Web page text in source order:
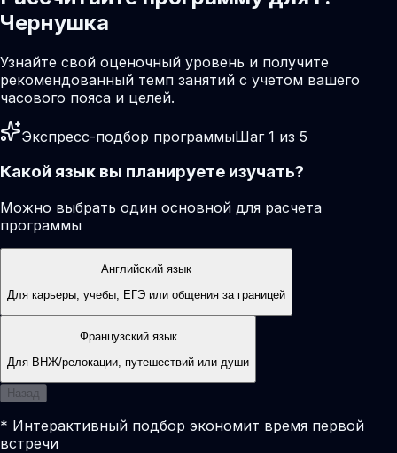
Чернушка
Узнайте свой оценочный уровень и получите
рекомендованный темп занятий с учетом вашего
часового пояса и целей.
Экспресс-подбор программыШаг 1 из 5
Какой язык вы планируете изучать?
Можно выбрать один основной для расчета
программы
Английский язык
Для карьеры, учебы, ЕГЭ или общения за границей
Французский язык
Для ВНЖ/релокации, путешествий или души
Назад
* Интерактивный подбор экономит время первой
встречи